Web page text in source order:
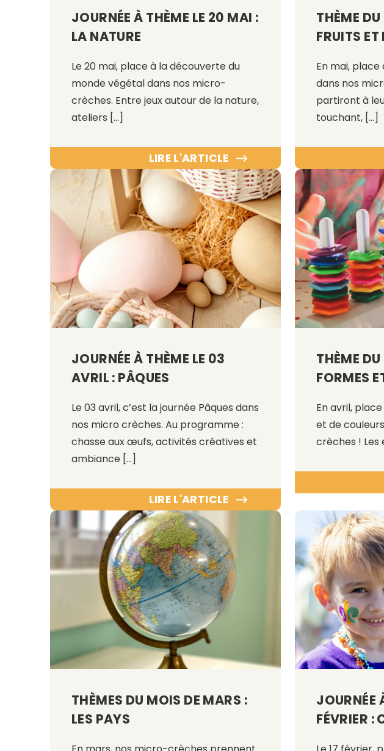
JOURNÉE À THÈME LE 20 MAI :
LA NATURE
Le 20 mai, place à la découverte du
monde végétal dans nos micro-
crèches. Entre jeux autour de la nature,
ateliers […]
LIRE L'ARTICLE
THÈME
FRUITS ET
En mai,
dans nos
partiront à
touchant, […]
JOURNÉE À THÈME LE 03
AVRIL : PÂQUES
Le 03 avril, c’est la journée Pâques dans
nos micro crèches. Au programme :
chasse aux œufs, activités créatives et
ambiance […]
LIRE L'ARTICLE
THÈME
FORMES
En avril,
et de
crèches !
THÈMES DU MOIS DE MARS :
LES PAYS
JOURNÉE
FÉVRIER :